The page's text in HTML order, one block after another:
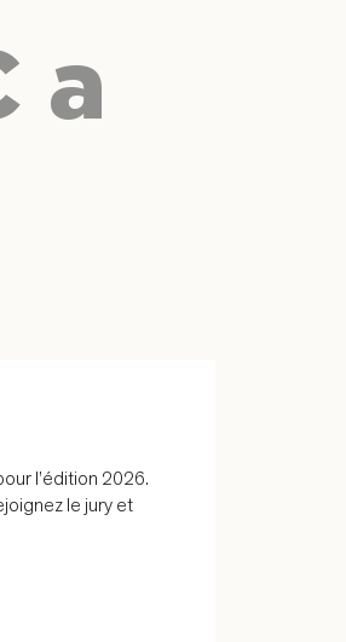
a
l’édition 2026.
le jury et